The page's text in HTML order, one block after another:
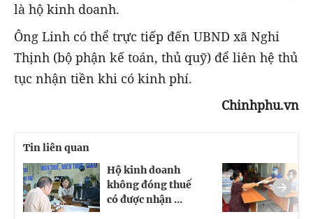
là hộ kinh doanh.
Ông Linh có thể trực tiếp đến UBND xã Nghi
Thịnh (bộ phận kế toán, thủ quỹ) để liên hệ thủ
tục nhận tiền khi có kinh phí.
Chinhphu.vn
Tin liên quan
Hộ kinh doanh
không đóng thuế
có được nhận ...